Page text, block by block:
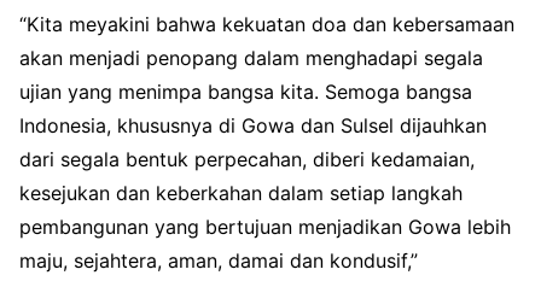
“Kita meyakini bahwa kekuatan doa dan kebersamaan
akan menjadi penopang dalam menghadapi segala
ujian yang menimpa bangsa kita. Semoga bangsa
Indonesia, khususnya di Gowa dan Sulsel dijauhkan
dari segala bentuk perpecahan, diberi kedamaian,
kesejukan dan keberkahan dalam setiap langkah
pembangunan yang bertujuan menjadikan Gowa lebih
maju, sejahtera, aman, damai dan kondusif,”